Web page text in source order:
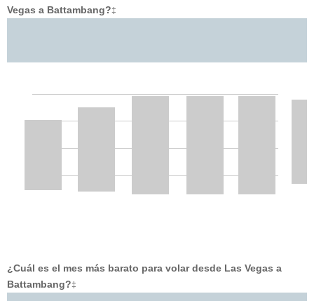
Vegas a Battambang?‡
¿Cuál es el mes más barato para volar desde Las Vegas a
Battambang?‡